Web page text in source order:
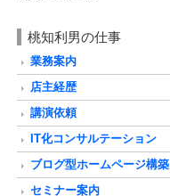
桃知利男の仕事
業務案内
店主経歴
講演依頼
IT化コンサルテーション
ブログ型ホームページ構築
セミナー案内